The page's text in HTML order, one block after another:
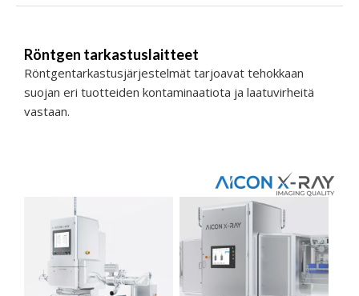
Röntgen tarkastuslaitteet
Röntgentarkastusjärjestelmät tarjoavat tehokkaan
suojan eri tuotteiden kontaminaatiota ja laatuvirheitä
vastaan.